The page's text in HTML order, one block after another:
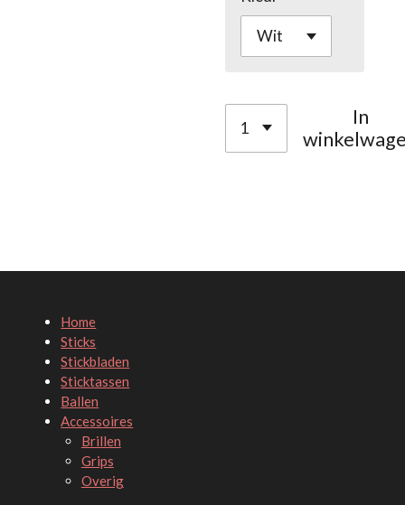
In
Home
Sticks
Stickbladen
Sticktassen
Ballen
Accessoires
Brillen
Grips
Overig